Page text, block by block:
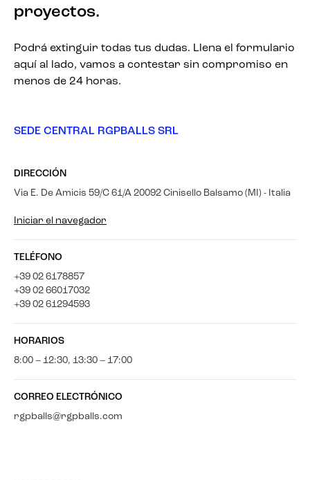
proyectos.
Podrá extinguir todas tus dudas. Llena el formulario
aquí al lado, vamos a contestar sin compromiso en
menos de 24 horas.
SEDE CENTRAL RGPBALLS SRL
DIRECCIÓN
Via E. De Amicis 59/C 61/A 20092 Cinisello Balsamo (MI) - Italia
Iniciar el navegador
TELÉFONO
+39 02 6178857
+39 02 66017032
+39 02 61294593
HORARIOS
8:00 – 12:30, 13:30 – 17:00
CORREO ELECTRÓNICO
rgpballs@rgpballs.com